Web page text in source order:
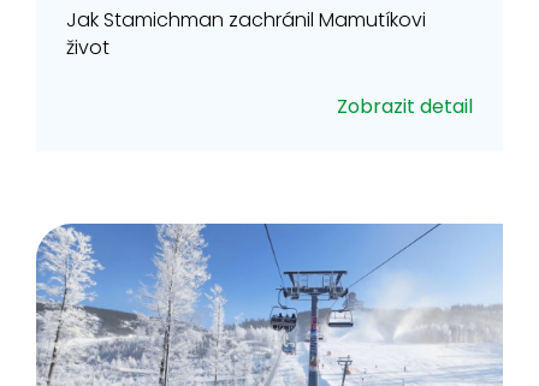
Jak Stamichman zachránil Mamutíkovi
život
Zobrazit detail